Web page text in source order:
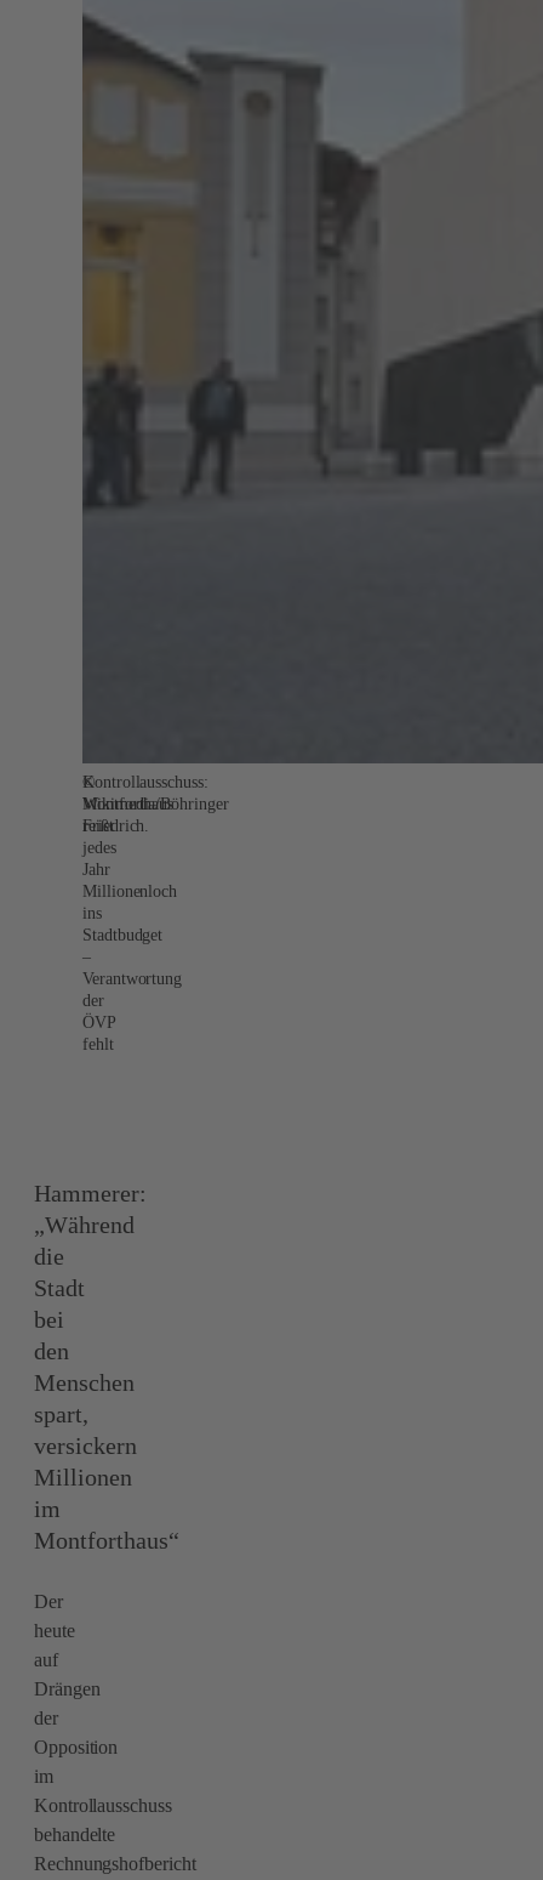
©
Wikimedia/Böhringer
Friedrich.
Kontrollausschuss:
Montforthaus
reißt
jedes
Jahr
Millionenloch
ins
Stadtbudget
–
Verantwortung
der
ÖVP
fehlt
Hammerer:
„Während
die
Stadt
bei
den
Menschen
spart,
versickern
Millionen
im
Montforthaus“
Der
heute
auf
Drängen
der
Opposition
im
Kontrollausschuss
behandelte
Rechnungshofbericht